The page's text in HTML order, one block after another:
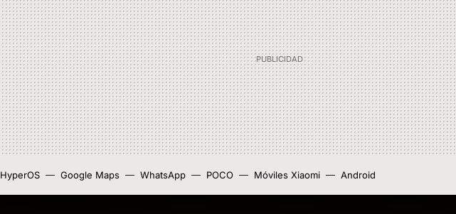
HyperOS Google Maps WhatsApp POCO Móviles Xiaomi Android